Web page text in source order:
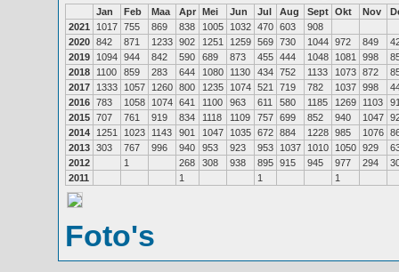
Jan Feb Maa Apr Mei Jun Jul Aug Sept Okt Nov
2021
1017 755 869 838 1005 1032 470 603
908
2020 842 871 1233 902 1251 1259 569 730 1044 972 849
2019
1094 944 842 590 689 873 455 444 1048 1081 998
2018
1100 859 283 644 1080 1130 434 752 1133 1073 872
2017
1333 1057 1260 800 1235 1074 521 719 782 1037 998
2016 783 1058 1074 641 1100 963 611 580 1185 1269 1103
2015 707 761 919 834 1118 1109 757 699 852 940 1047
2014
1251 1023 1143 901 1047 1035 672 884 1228 985 1076
2013 303 767 996 940 953 923 953 1037 1010 1050 929
2012
1 268 308 938 895 915 945 977 294
2011
1 1 1
Foto's